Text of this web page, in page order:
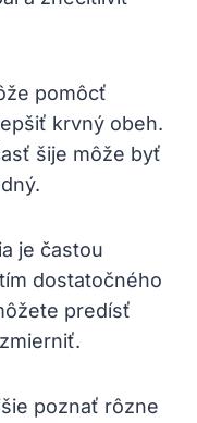
pomôcť
krvný obeh.
šije môže byť
je častou
dostatočného
predísť
poznať rôzne